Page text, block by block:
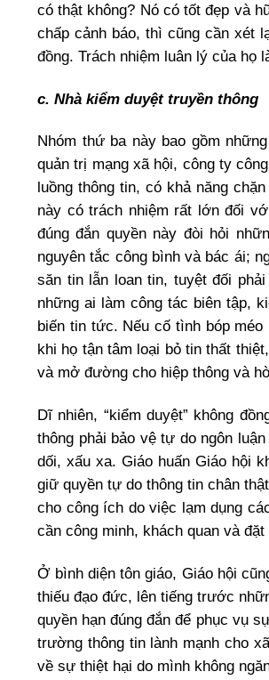
có thật không? Nó có tốt đẹp và
chấp cảnh báo, thì cũng cần xét
đồng. Trách nhiệm luân lý của họ
c. Nhà kiểm duyệt truyền thông
Nhóm thứ ba này bao gồm
quản trị mạng xã hội, công ty
luồng thông tin, có khả năng
này có trách nhiệm rất lớn đối
đúng đắn quyền này đòi hỏi
nguyên tắc công bình và bác ái;
săn tin lẫn loan tin, tuyệt đối
những ai làm công tác biên tập,
biến tin tức. Nếu cố tình bóp
khi họ tận tâm loại bỏ tin thất
và mở đường cho hiệp thông và
Dĩ nhiên, “kiểm duyệt” không
thông phải bảo vệ tự do ngôn
dối, xấu xa. Giáo huấn Giáo hội
giữ quyền tự do thông tin chân
cho công ích do việc lạm dụng
cần công minh, khách quan và
Ở bình diện tôn giáo, Giáo hội
thiếu đạo đức, lên tiếng trước
quyền hạn đúng đắn để phục vụ
trường thông tin lành mạnh cho
về sự thiệt hại do mình không